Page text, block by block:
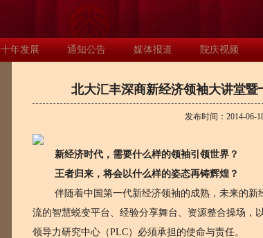
十年发展 通知公告 媒体报道 院庆视频
北大汇丰深商新经济领袖大讲堂
发布时间： 2014-06-
新经济时代，需要什么样的领袖引领世界？
王者归来，将会以什么样的姿态再铸辉煌？
伴随着中国第一代新经济领袖的成熟，未来的新
流的智慧蜕变平台、经验分享舞台、资源整合操场，
领导力研究中心（PLC）必须承担的使命与责任。